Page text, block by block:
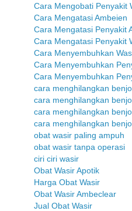
Cara Mengobati Penyakit
Cara Mengatasi Ambeien
Cara Mengatasi Penyakit
Cara Mengatasi Penyakit
Cara Menyembuhkan
Cara Menyembuhkan
Cara Menyembuhkan
cara menghilangkan
cara menghilangkan
cara menghilangkan
cara menghilangkan
obat wasir paling ampuh
obat wasir tanpa operasi
ciri ciri wasir
Obat Wasir Apotik
Harga Obat Wasir
Obat Wasir Ambeclear
Jual Obat Wasir